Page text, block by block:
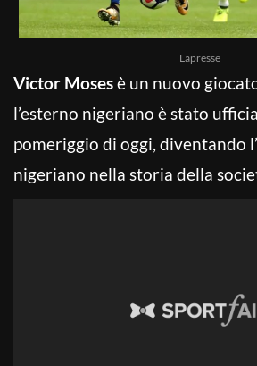
Lapresse
Victor Mosesè un nuovo
l’esterno nigeriano è stato
pomeriggio di oggi, diventando
nigeriano nella storia della